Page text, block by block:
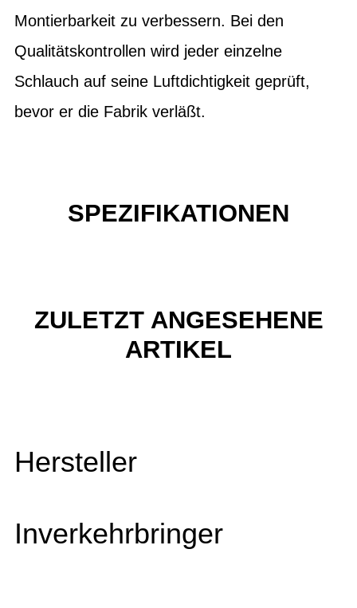
Montierbarkeit zu verbessern. Bei den
Qualitätskontrollen wird jeder einzelne
Schlauch auf seine Luftdichtigkeit geprüft,
bevor er die Fabrik verläßt.
SPEZIFIKATIONEN
ZULETZT ANGESEHENE
ARTIKEL
Hersteller
Inverkehrbringer